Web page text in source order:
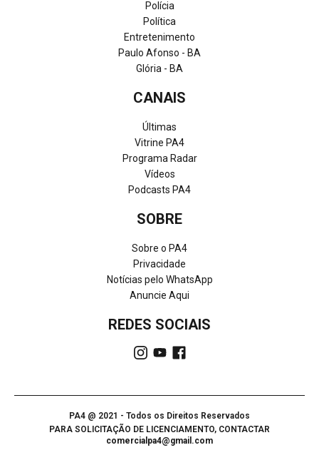
Polícia
Política
Entretenimento
Paulo Afonso - BA
Glória - BA
CANAIS
Últimas
Vitrine PA4
Programa Radar
Vídeos
Podcasts PA4
SOBRE
Sobre o PA4
Privacidade
Notícias pelo WhatsApp
Anuncie Aqui
REDES SOCIAIS
PA4 @ 2021 - Todos os Direitos Reservados
PARA SOLICITAÇÃO DE LICENCIAMENTO, CONTACTAR
comercialpa4@gmail.com